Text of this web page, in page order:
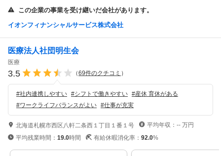
この企業の事業を受け継いだ会社があります。
イオンフィナンシャルサービス株式会社
医療法人社団明生会
医療
3.5 （69件のクチコミ ）
#社内連携しやすい #シフトで働きやすい #産休 育休がある
#ワークライフバランスがよい #仕事が充実
北海道札幌市西区八軒二条西１丁目１番１号 平均年収： -- 万円
平均残業時間： 19.0時間 有給休暇消化率： 92.0%